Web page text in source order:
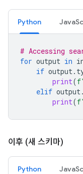
Python
# Accessing
for output in
if output.
print(f
elif output.
print(f
이후 (새 스키마)
Python